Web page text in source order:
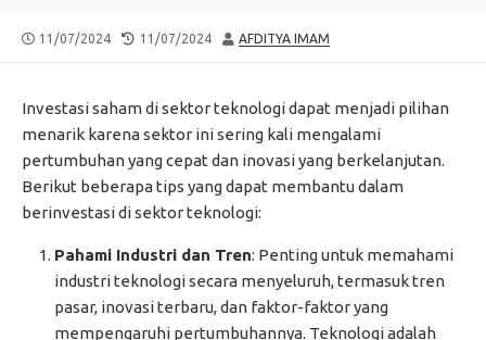
PUBLISHED
11/07/2024
LAST
11/07/2024 AUTHOR
AFDITYA IMAM
Investasi saham di sektor teknologi dapat menjadi pilihan
menarik karena sektor ini sering kali mengalami
pertumbuhan yang cepat dan inovasi yang berkelanjutan.
Berikut beberapa tips yang dapat membantu dalam
berinvestasi di sektor teknologi:
Pahami Industri dan Tren: Penting untuk memahami
industri teknologi secara menyeluruh, termasuk tren
pasar, inovasi terbaru, dan faktor-faktor yang
mempengaruhi pertumbuhannya. Teknologi adalah